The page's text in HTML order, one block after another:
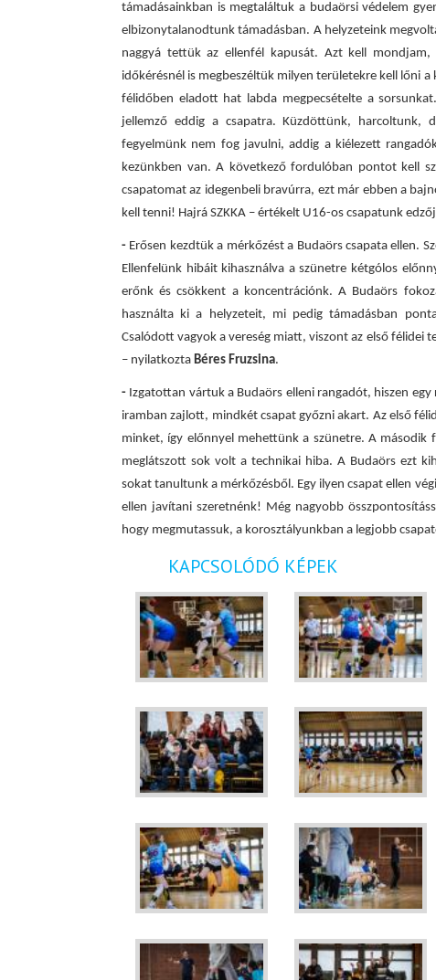
támadásainkban is megtaláltuk a budaörsi védelem
elbizonytalanodtunk támadásban. A helyzeteink
naggyá tettük az ellenfél kapusát. Azt kell
időkérésnél is megbeszéltük milyen területekre kell lőni
félidőben eladott hat labda megpecsételte a
jellemző eddig a csapatra. Küzdöttünk, harcoltunk,
fegyelmünk nem fog javulni, addig a kiélezett
kezünkben van. A következő fordulóban pontot kell
csapatomat az idegenbeli bravúrra, ezt már ebben a
kell tenni! Hajrá SZKKA – értékelt U16-os csapatunk
- Erősen kezdtük a mérkőzést a Budaörs csapata ellen.
Ellenfelünk hibáit kihasználva a szünetre kétgólos
erőnk és csökkent a koncentrációnk. A Budaörs
használta ki a helyzeteit, mi pedig támadásban
Csalódott vagyok a vereség miatt, viszont az első
– nyilatkozta Béres Fruzsina.
- Izgatottan vártuk a Budaörs elleni rangadót, hiszen
iramban zajlott, mindkét csapat győzni akart. Az első
minket, így előnnyel mehettünk a szünetre. A
meglátszott sok volt a technikai hiba. A Budaörs ezt
sokat tanultunk a mérkőzésből. Egy ilyen csapat ellen
ellen javítani szeretnénk! Még nagyobb
hogy megmutassuk, a korosztályunkban a legjobb
KAPCSOLÓDÓ KÉPEK